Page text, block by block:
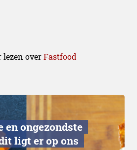
lezen overFastfood
en ongezondste
ligt er op ons